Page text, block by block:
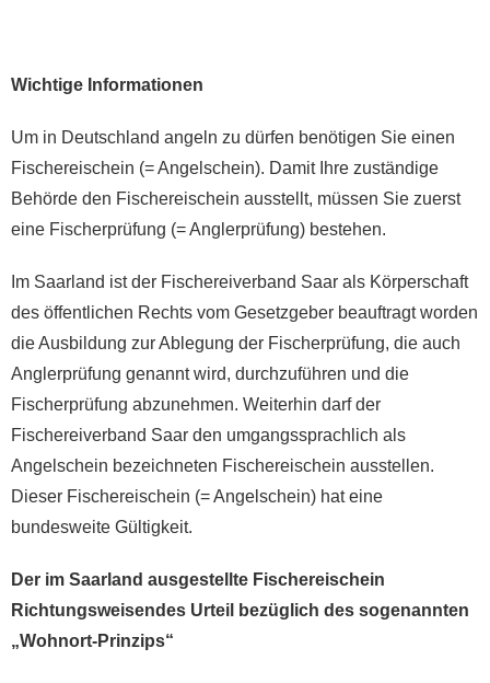
Wichtige Informationen
Um in Deutschland angeln zu dürfen benötigen Sie einen
Fischereischein (= Angelschein). Damit Ihre zuständige
Behörde den Fischereischein ausstellt, müssen Sie zuerst
eine Fischerprüfung (= Anglerprüfung) bestehen.
Im Saarland ist der Fischereiverband Saar als Körperschaft
des öffentlichen Rechts vom Gesetzgeber beauftragt worden
die Ausbildung zur Ablegung der Fischerprüfung, die auch
Anglerprüfung genannt wird, durchzuführen und die
Fischerprüfung abzunehmen. Weiterhin darf der
Fischereiverband Saar den umgangssprachlich als
Angelschein bezeichneten Fischereischein ausstellen.
Dieser Fischereischein (= Angelschein) hat eine
bundesweite Gültigkeit.
Der im Saarland ausgestellte Fischereischein
Richtungsweisendes Urteil bezüglich des sogenannten
„Wohnort-Prinzips“